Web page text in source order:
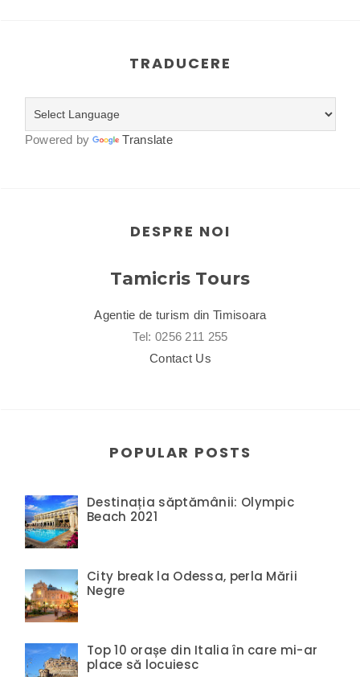
TRADUCERE
Powered by Translate
DESPRE NOI
Tamicris Tours
Agentie de turism din Timisoara
Tel: 0256 211 255
Contact Us
POPULAR POSTS
Destinația săptămânii: Olympic
Beach 2021
City break la Odessa, perla Mării
Negre
Top 10 orașe din Italia în care mi-ar
place să locuiesc